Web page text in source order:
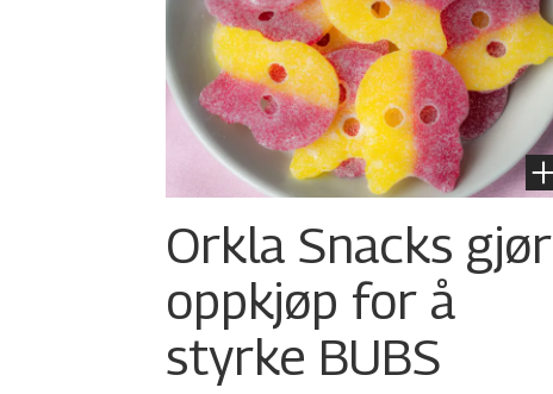
Orkla Snacks gjør
oppkjøp for å
styrke BUBS